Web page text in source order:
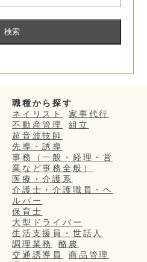
職種から探す
ネイリスト
家事代行
不動産管理
組立
超音波技師
先導・誘導
事務（一般・経理・営
業など事務全般）
医療・介護系
介護士・介護職員・ヘ
ルパー
保育士
大型ドライバー
生活支援員・世話人
調理業務
酪農
交通誘導員
商品管理